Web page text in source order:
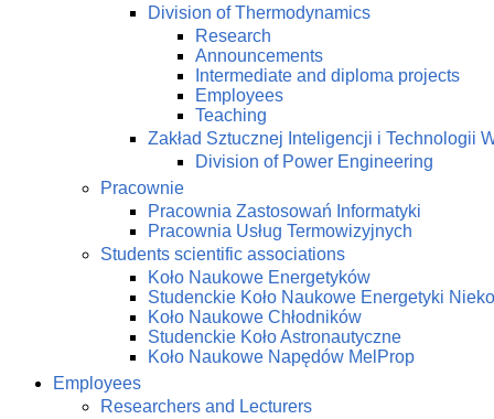
Division of Thermodynamics
Research
Announcements
Intermediate and diploma projects
Employees
Teaching
Zakład Sztucznej Inteligencji i Technologii
Division of Power Engineering
Pracownie
Pracownia Zastosowań Informatyki
Pracownia Usług Termowizyjnych
Students scientific associations
Koło Naukowe Energetyków
Studenckie Koło Naukowe Energetyki
Koło Naukowe Chłodników
Studenckie Koło Astronautyczne
Koło Naukowe Napędów MelProp
Employees
Researchers and Lecturers